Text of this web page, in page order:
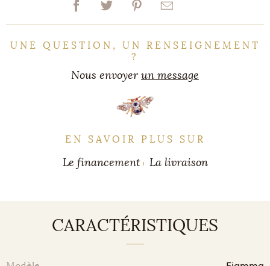
UNE QUESTION, UN RENSEIGNEMENT
?
Nous envoyerun message
EN SAVOIR PLUS SUR
Le financement La livraison
CARACTÉRISTIQUES